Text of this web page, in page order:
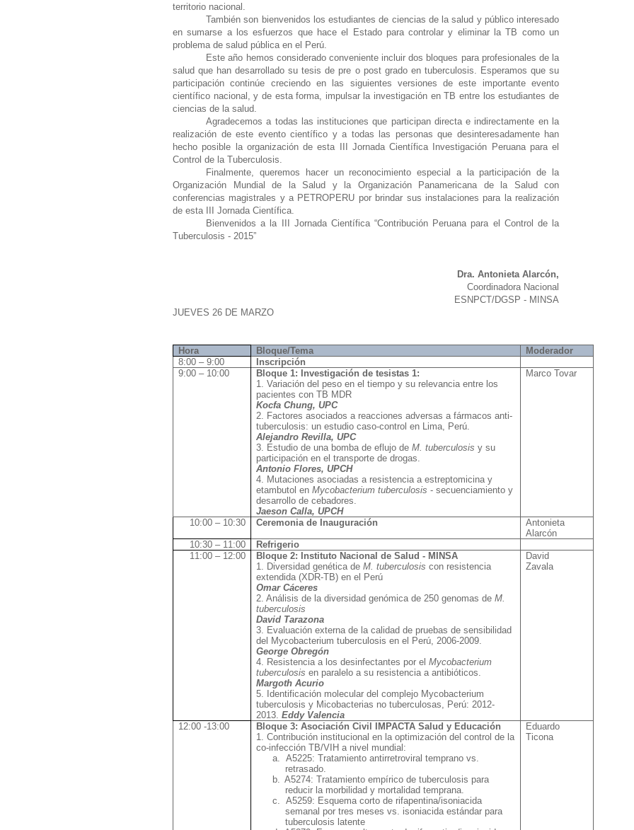
territorio nacional.
También son bienvenidos los estudiantes de ciencias de la salud y público interesado
en sumarse a los esfuerzos que hace el Estado para controlar y eliminar la TB como un
problema de salud pública en el Perú.
Este año hemos considerado conveniente incluir dos bloques para profesionales de la
salud que han desarrollado su tesis de pre o post grado en tuberculosis. Esperamos que su
participación continúe creciendo en las siguientes versiones de este importante evento
científico nacional, y de esta forma, impulsar la investigación en TB entre los estudiantes de
ciencias de la salud.
Agradecemos a todas las instituciones que participan directa e indirectamente en la
realización de este evento científico y a todas las personas que desinteresadamente han
hecho posible la organización de esta III Jornada Científica Investigación Peruana para el
Control de la Tuberculosis.
Finalmente, queremos hacer un reconocimiento especial a la participación de la
Organización Mundial de la Salud y la Organización Panamericana de la Salud con
conferencias magistrales y a PETROPERU por brindar sus instalaciones para la realización
de esta III Jornada Científica.
Bienvenidos a la III Jornada Científica “Contribución Peruana para el Control de la
Tuberculosis - 2015”
Dra. Antonieta Alarcón,
Coordinadora Nacional
ESNPCT/DGSP - MINSA
JUEVES 26 DE MARZO
Hora Bloque/Tema
Moderador
8:00 – 9:00
Inscripción
9:00 – 10:00
Bloque 1: Investigación de tesistas 1:
1. Variación del peso en el tiempo y su relevancia entre los
pacientes con TB MDR
Kocfa Chung, UPC
2. Factores asociados a reacciones adversas a fármacos anti-
tuberculosis: un estudio caso-control en Lima, Perú.
Alejandro Revilla, UPC
3. Estudio de una bomba de eflujo deM. tuberculosis y su
participación en el transporte de drogas.
Antonio Flores, UPCH
4. Mutaciones asociadas a resistencia a estreptomicina y
etambutol enMycobacterium tuberculosis - secuenciamiento y
desarrollo de cebadores.
Jaeson Calla, UPCH
Marco Tovar
10:00 – 10:30 Ceremonia de Inauguración
Antonieta
Alarcón
10:30 – 11:00
Refrigerio
11:00 – 12:00
Bloque 2: Instituto Nacional de Salud - MINSA
1. Diversidad genética deM. tuberculosis con resistencia
extendida (XDR-TB) en el Perú
Omar Cáceres
2. Análisis de la diversidad genómica de 250 genomas deM.
tuberculosis
David Tarazona
3. Evaluación externa de la calidad de pruebas de sensibilidad
del Mycobacterium tuberculosis en el Perú, 2006-2009.
George Obregón
4. Resistencia a los desinfectantes por elMycobacterium
tuberculosis en paralelo a su resistencia a antibióticos.
Margoth Acurio
5. Identificación molecular del complejo Mycobacterium
tuberculosis y Micobacterias no tuberculosas, Perú: 2012-
2013.Eddy Valencia
David
Zavala
12:00 -13:00
Bloque 3: Asociación Civil IMPACTA Salud y Educación
1. Contribución institucional en la optimización del control de la
co-infección TB/VIH a nivel mundial:
a.
A5225: Tratamiento antirretroviral temprano vs.
retrasado.
b.
A5274: Tratamiento empírico de tuberculosis para
reducir la morbilidad y mortalidad temprana.
c.
A5259: Esquema corto de rifapentina/isoniacida
semanal por tres meses vs. isoniacida estándar para
tuberculosis latente
Eduardo
Ticona